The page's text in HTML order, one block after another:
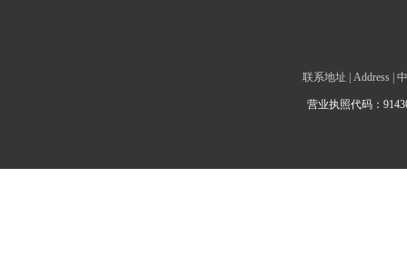
联系地址 | Address |
营业执照代码：